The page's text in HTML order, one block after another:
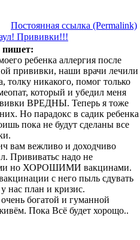
Постоянная ссылка (Permalink)
Прививки!!!
пишет:
ребенка аллергия после
прививки, наши врачи лечили
толку никакого, помог только
который и убедил меня
ВРЕДНЫ. Теперь я тоже
Но парадокс в садик ребенка
пока не будут сделаны все
вам вежливо и доходчиво
Прививатьс надо не
но ХОРОШИМИ вакцинами.
с него пыль сдувать
нас план и кризис.
богатой и гуманной
Пока Всё будет хорощо..